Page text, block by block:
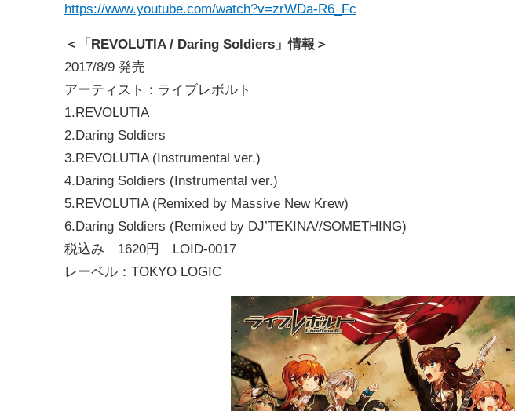
https://www.youtube.com/watch?v=zrWDa-R6_Fc
＜「REVOLUTIA / Daring Soldiers」情報＞
2017/8/9 発売
アーティスト：ライブレボルト
1.REVOLUTIA
2.Daring Soldiers
3.REVOLUTIA (Instrumental ver.)
4.Daring Soldiers (Instrumental ver.)
5.REVOLUTIA (Remixed by Massive New Krew)
6.Daring Soldiers (Remixed by DJ’TEKINA//SOMETHING)
税込み 1620円 LOID-0017
レーベル：TOKYO LOGIC